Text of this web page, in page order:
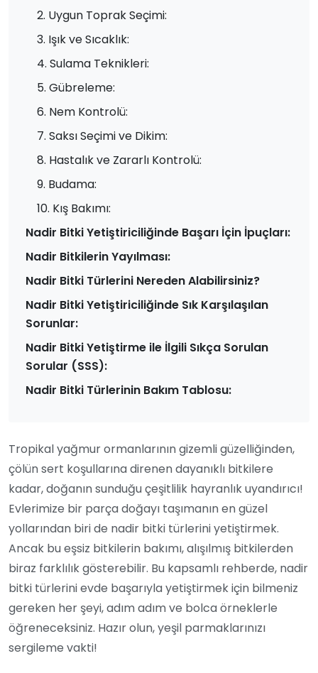
2. Uygun Toprak Seçimi:
3. Işık ve Sıcaklık:
4. Sulama Teknikleri:
5. Gübreleme:
6. Nem Kontrolü:
7. Saksı Seçimi ve Dikim:
8. Hastalık ve Zararlı Kontrolü:
9. Budama:
10. Kış Bakımı:
Nadir Bitki Yetiştiriciliğinde Başarı İçin İpuçları:
Nadir Bitkilerin Yayılması:
Nadir Bitki Türlerini Nereden Alabilirsiniz?
Nadir Bitki Yetiştiriciliğinde Sık Karşılaşılan
Sorunlar:
Nadir Bitki Yetiştirme ile İlgili Sıkça Sorulan
Sorular (SSS):
Nadir Bitki Türlerinin Bakım Tablosu:
Tropikal yağmur ormanlarının gizemli güzelliğinden,
çölün sert koşullarına direnen dayanıklı bitkilere
kadar, doğanın sunduğu çeşitlilik hayranlık uyandırıcı!
Evlerimize bir parça doğayı taşımanın en güzel
yollarından biri de nadir bitki türlerini yetiştirmek.
Ancak bu eşsiz bitkilerin bakımı, alışılmış bitkilerden
biraz farklılık gösterebilir. Bu kapsamlı rehberde, nadir
bitki türlerini evde başarıyla yetiştirmek için bilmeniz
gereken her şeyi, adım adım ve bolca örneklerle
öğreneceksiniz. Hazır olun, yeşil parmaklarınızı
sergileme vakti!